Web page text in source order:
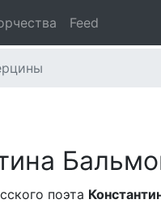
Feed
поэта